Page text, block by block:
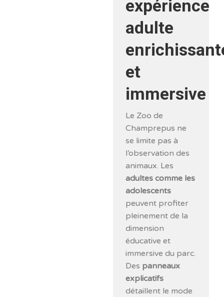
expérience
adulte
et
immersive
Le Zoo de
Champrepus ne
se limite pas à
l’observation des
animaux. Les
adultes comme les
adolescents
peuvent profiter
pleinement de la
dimension
éducative et
immersive du parc.
Des panneaux
explicatifs
détaillent le mode